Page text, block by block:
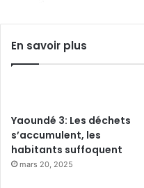
En savoir plus
Yaoundé 3: Les déchets
s’accumulent, les
habitants suffoquent
mars 20, 2025